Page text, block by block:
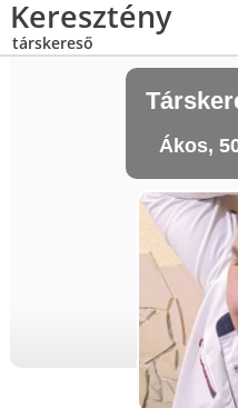
Keresztény
társkereső
Ákos,